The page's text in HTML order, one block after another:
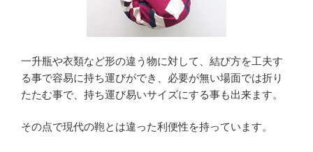
一升瓶や衣類など形の違う物に対して、結び方を工夫す
る事で容易に持ち運びができ、必要が無い場面では折り
たたむ事で、持ち運び易いサイズにする事も出来ます。
その点で現代の鞄とは違った利便性を持っています。